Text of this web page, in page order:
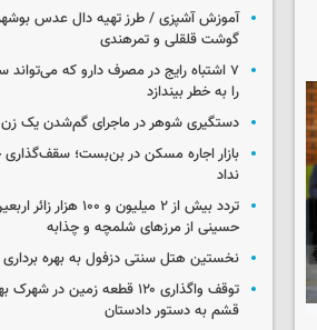
آموزش آشپزی / طرز تهیه دال عدس
گوشت قلقلی و تمرهندی
۷ اشتباه رایج در مصرف دارو که می‌تواند
را به خطر بیندازد
دستگیری شوهر در ماجرای گم‌شدن یک زن
بازار اجاره مسکن در بن‌بست؛
نداد
تردد بیش از ۲ میلیون و ۱۰۰ هزار زائر
حسینی از مرزهای شلمچه و چذابه
نخستین هتل سنتی دزفول به بهره
توقف واگذاری ۱۲۰ قطعه زمین در
قشم به دستور دادستان